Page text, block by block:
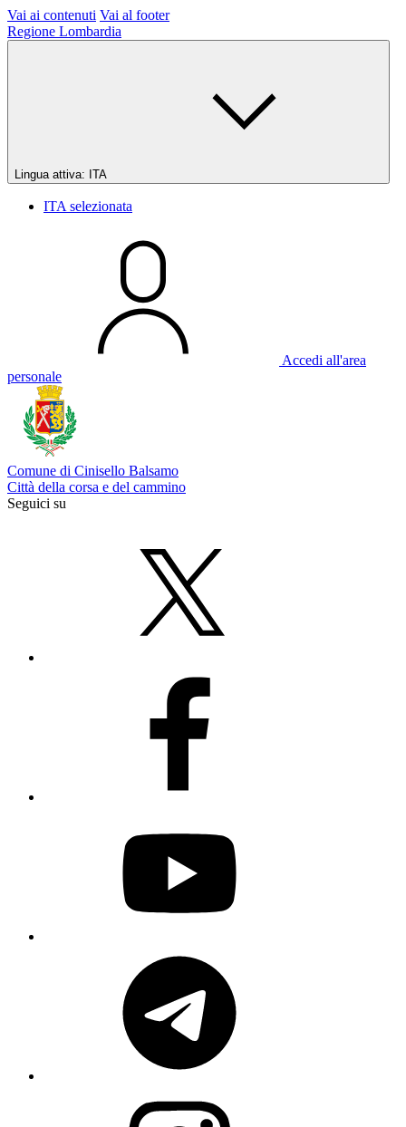
Vai ai contenuti Vai al footer
Regione Lombardia
Lingua attiva: ITA
ITA selezionata
Accedi all'area
personale
Comune di Cinisello Balsamo
Città della corsa e del cammino
Seguici su